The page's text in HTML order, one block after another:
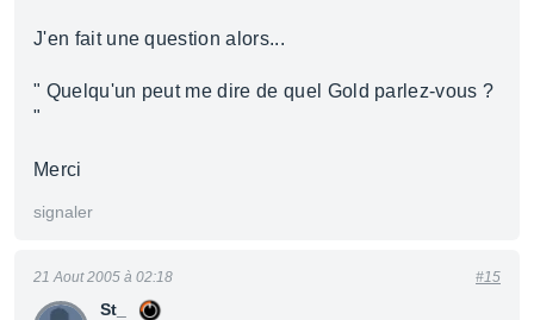
J'en fait une question alors...
" Quelqu'un peut me dire de quel Gold parlez-vous ?
"
Merci
signaler
St_
21 Aout 2005 à 02:18 #15